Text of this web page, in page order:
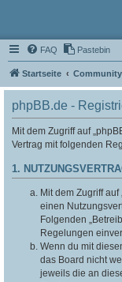
FAQ Pastebin
Startseite Community
phpBB.de -
Mit dem Zugriff auf
Vertrag mit folgenden
1.
Mit dem Zugriff
einen
Folgenden
Regelungen
Wenn du mit
das Board nicht
jeweils die an